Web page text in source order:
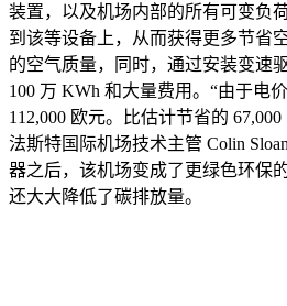
装置，以及机场内部的所有可变负
到该等设备上，从而获得更多节省
的空气质量，同时，通过安装变速
100 万 KWh 和大量费用。“由于电
112,000 欧元。比估计节省的
法斯特国际机场技术主管 Colin
器之后，该机场变成了更绿色环保
还大大降低了碳排放量。